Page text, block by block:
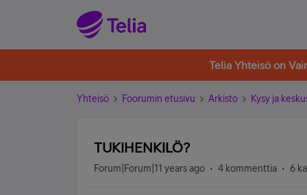
Telia Yhteisö on
Yhteisö Foorumin etusivu Arkisto Kysy ja
TUKIHENKILÖ?
Forum|Forum|11 years ago 4 kommenttia 6